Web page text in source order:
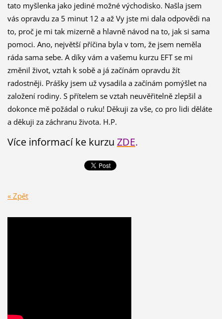
tato myšlenka jako jediné možné východisko. Našla jsem
vás opravdu za 5 minut 12 a až Vy jste mi dala odpovědi na
to, proč je mi tak mizerně a hlavně návod na to, jak si sama
pomoci. Ano, největší příčina byla v tom, že jsem neměla
ráda sama sebe. A díky vám a vašemu kurzu EFT se mi
změnil život, vztah k sobě a já začínám opravdu žít
radostněji. Prášky jsem už vysadila a začínám pomýšlet na
založení rodiny. S přítelem se vztah neuvěřitelně zlepšil a
dokonce mě požádal o ruku! Děkuji za vše, co pro lidi děláte
a děkuji za záchranu života. H.P.
Více informací ke kurzu ZDE.
« Zpět